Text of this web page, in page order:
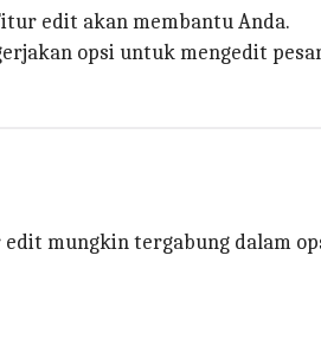
edit akan membantu Anda.
opsi untuk mengedit
mungkin tergabung dalam